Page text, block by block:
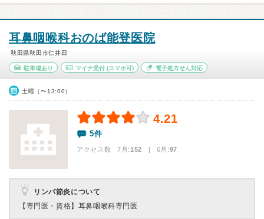
耳鼻咽喉科おのば能登医院
秋田県秋田市仁井田
駐車場あり マイナ受付(スマホ可) 電子処方せん対応
土曜（〜13:00）
4.21
5件
アクセス数 7月:152 | 6月:97
リンパ節炎について
【専門医・資格】 耳鼻咽喉科専門医